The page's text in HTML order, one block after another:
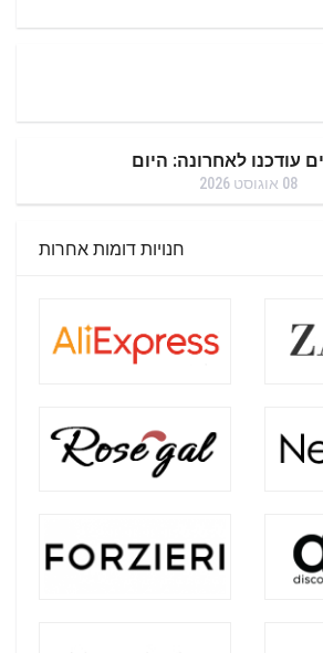
עודכנו לאחרונה: היום
08 אוגוסט 2026
חנויות דומות אחרות